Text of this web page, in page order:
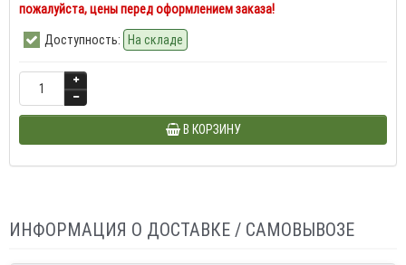
пожалуйста, цены перед оформлением заказа!
Доступность: На складе
В КОРЗИНУ
ИНФОРМАЦИЯ О ДОСТАВКЕ / САМОВЫВОЗЕ